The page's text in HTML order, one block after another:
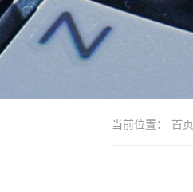
当前位置： 首页